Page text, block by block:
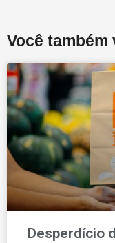
Você
Desperdício